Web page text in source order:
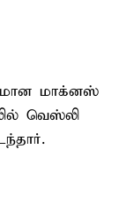
மாக்னஸ்
வெஸ்லி